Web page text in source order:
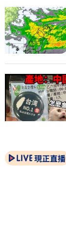
現正直播